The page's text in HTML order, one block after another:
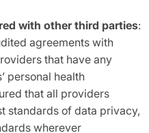
with other third parties:
agreements with
that have any
personal health
that all providers
standards of data privacy,
wherever